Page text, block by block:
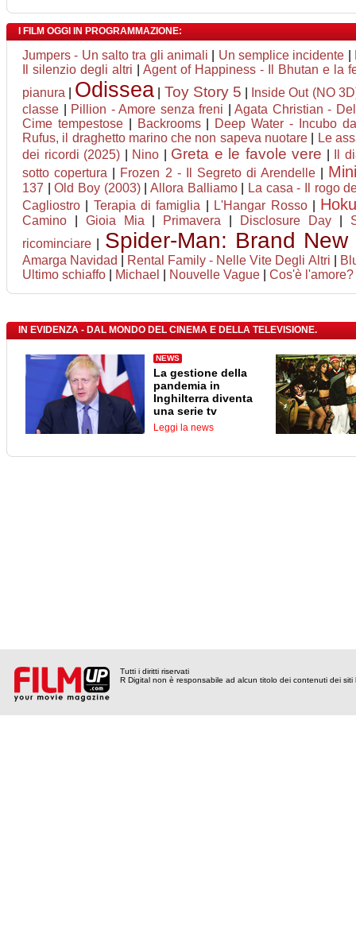
I FILM OGGI IN PROGRAMMAZIONE:
Jumpers - Un salto tra gli animali Un semplice incidente
Il silenzio degli altri
Agent of Happiness - Il Bhutan e la
pianura
Odissea Toy Story 5
Inside Out (NO
classe
Pillion - Amore senza freni |Agata Christian -
Cime tempestose| Backrooms|
Deep Water - Incubo
Rufus, il draghetto marino che non sapeva nuotare
Le
dei ricordi (2025)
Nino Greta e le favole vere
Il
sotto copertura
Frozen 2 - Il Segreto di Arendelle
137 |Old Boy (2003)|Allora Balliamo|
La casa - Il rogo
Cagliostro
Terapia di famiglia L'Hangar Rosso|
Camino Gioia Mia Primavera Disclosure Day|
ricominciare
Spider-Man: Brand New
Amarga Navidad Rental Family - Nelle Vite Degli Altri
Ultimo schiaffo
Michael Nouvelle Vague Cos'è l'amore?
IN EVIDENZA - DAL MONDO DEL CINEMA E DELLA TELEVISIONE.
NEWS
La gestione della
pandemia in
Inghilterra diventa
una serie tv
Leggi la news
Tutti i diritti riservati
R Digital non è responsabile ad alcun titolo dei contenuti dei siti